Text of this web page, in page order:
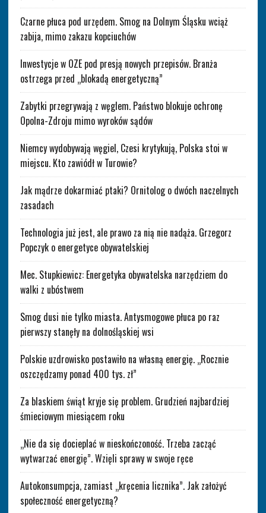
Czarne płuca pod urzędem. Smog na Dolnym Śląsku wciąż
zabija, mimo zakazu kopciuchów
Inwestycje w OZE pod presją nowych przepisów. Branża
ostrzega przed „blokadą energetyczną”
Zabytki przegrywają z węglem. Państwo blokuje ochronę
Opolna-Zdroju mimo wyroków sądów
Niemcy wydobywają węgiel, Czesi krytykują, Polska stoi w
miejscu. Kto zawiódł w Turowie?
Jak mądrze dokarmiać ptaki? Ornitolog o dwóch naczelnych
zasadach
Technologia już jest, ale prawo za nią nie nadąża. Grzegorz
Popczyk o energetyce obywatelskiej
Mec. Stupkiewicz: Energetyka obywatelska narzędziem do
walki z ubóstwem
Smog dusi nie tylko miasta. Antysmogowe płuca po raz
pierwszy stanęły na dolnośląskiej wsi
Polskie uzdrowisko postawiło na własną energię. „Rocznie
oszczędzamy ponad 400 tys. zł”
Za blaskiem świąt kryje się problem. Grudzień najbardziej
śmieciowym miesiącem roku
„Nie da się docieplać w nieskończoność. Trzeba zacząć
wytwarzać energię”. Wzięli sprawy w swoje ręce
Autokonsumpcja, zamiast „kręcenia licznika”. Jak założyć
społeczność energetyczną?